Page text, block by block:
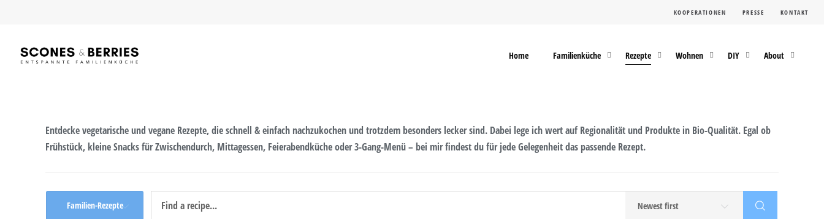
KOOPERATIONEN PRESSE KONTAKT
Home Familienküche Rezepte Wohnen DIY About
Entdecke vegetarische und vegane Rezepte, die schnell & einfach nachzukochen und trotzdem besonders lecker sind. Dabei lege ich wert auf Regionalität und Produkte in Bio-Qualität. Egal ob
Frühstück, kleine Snacks für Zwischendurch, Mittagessen, Feierabendküche oder 3-Gang-Menü – bei mir findest du für jede Gelegenheit das passende Rezept.
Familien-Rezepte